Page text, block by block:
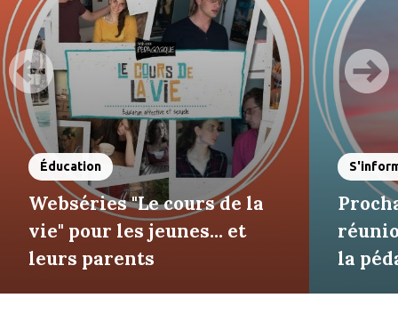
Éducation
Webséries "Le cours de la
vie" pour les jeunes... et
leurs parents
la